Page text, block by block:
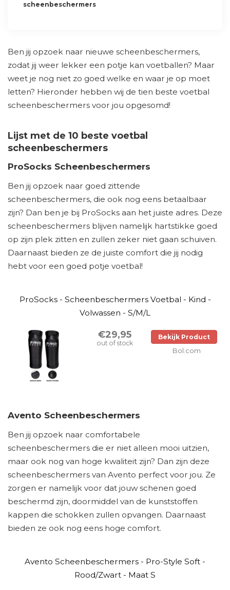
scheenbeschermers
Ben jij opzoek naar nieuwe scheenbeschermers,
zodat jij weer lekker een potje kan voetballen? Maar
weet je nog niet zo goed welke en waar je op moet
letten? Hieronder hebben wij de tien beste voetbal
scheenbeschermers voor jou opgesomd!
Lijst met de 10 beste voetbal
scheenbeschermers
ProSocks Scheenbeschermers
Ben jij opzoek naar goed zittende
scheenbeschermers, die ook nog eens betaalbaar
zijn? Dan ben je bij ProSocks aan het juiste adres. Deze
scheenbeschermers blijven namelijk hartstikke goed
op zijn plek zitten en zullen zeker niet gaan schuiven.
Daarnaast bieden ze de juiste comfort die jij nodig
hebt voor een goed potje voetbal!
ProSocks - Scheenbeschermers Voetbal - Kind -
Volwassen - S/M/L
€29,95
out of stock
Bekijk Product
Bol.com
Avento Scheenbeschermers
Ben jij opzoek naar comfortabele
scheenbeschermers die er niet alleen mooi uitzien,
maar ook nog van hoge kwaliteit zijn? Dan zijn deze
scheenbeschermers van Avento perfect voor jou. Ze
zorgen er namelijk voor dat jouw schenen goed
beschermd zijn, doormiddel van de kunststoffen
kappen die schokken zullen opvangen. Daarnaast
bieden ze ook nog eens hoge comfort.
Avento Scheenbeschermers - Pro-Style Soft -
Rood/Zwart - Maat S